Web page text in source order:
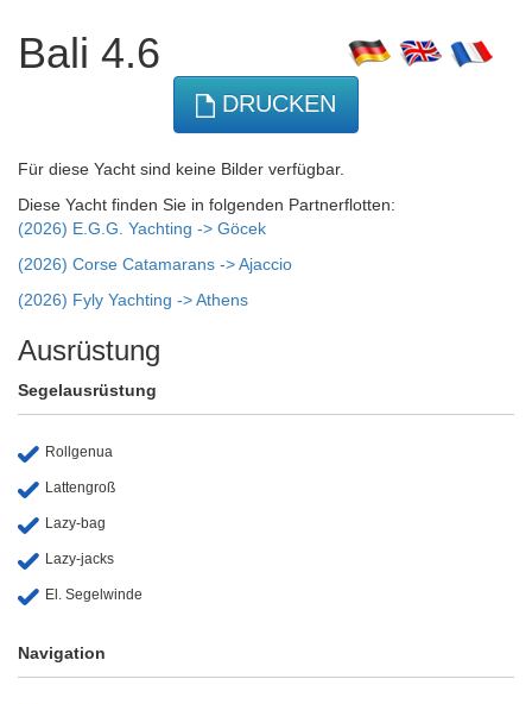
Bali 4.6
DRUCKEN
Für diese Yacht sind keine Bilder verfügbar.
Diese Yacht finden Sie in folgenden Partnerflotten:
(2026) E.G.G. Yachting -> Göcek
(2026) Corse Catamarans -> Ajaccio
(2026) Fyly Yachting -> Athens
Ausrüstung
Segelausrüstung
Rollgenua
Lattengroß
Lazy-bag
Lazy-jacks
El. Segelwinde
Navigation